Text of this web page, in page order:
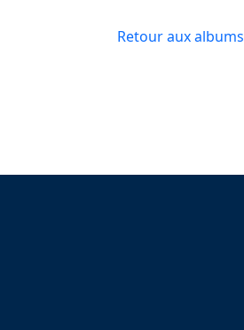
Retour aux albums